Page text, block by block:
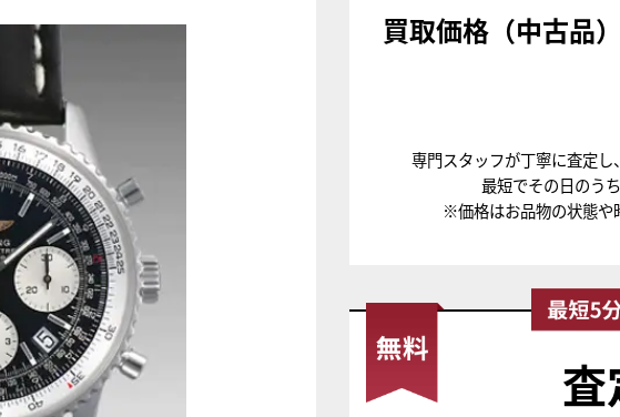
買取価格（中古品
専門スタッフが丁寧に査定し
最短でその日のう
※価格はお品物の状態や
査